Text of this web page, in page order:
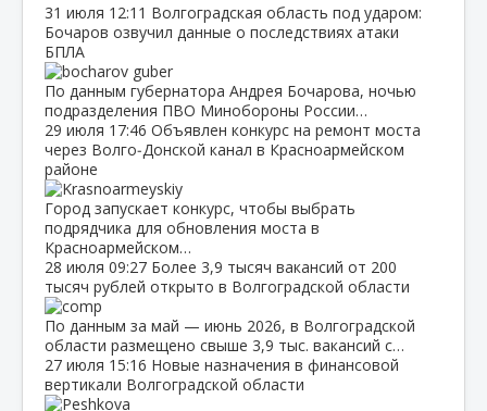
31 июля 12:11 Волгоградская область под ударом:
Бочаров озвучил данные о последствиях атаки
БПЛА
По данным губернатора Андрея Бочарова, ночью
подразделения ПВО Минобороны России…
29 июля 17:46 Объявлен конкурс на ремонт моста
через Волго‑Донской канал в Красноармейском
районе
Город запускает конкурс, чтобы выбрать
подрядчика для обновления моста в
Красноармейском…
28 июля 09:27 Более 3,9 тысяч вакансий от 200
тысяч рублей открыто в Волгоградской области
По данным за май — июнь 2026, в Волгоградской
области размещено свыше 3,9 тыс. вакансий с…
27 июля 15:16 Новые назначения в финансовой
вертикали Волгоградской области